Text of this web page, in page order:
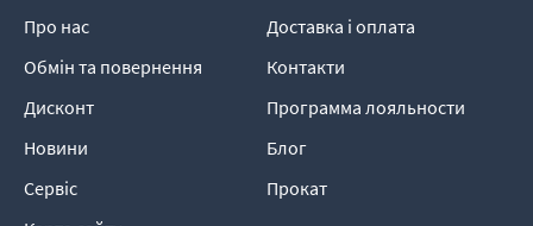
Про нас
Доставка і оплата
Обмін та повернення
Контакти
Дисконт
Программа лояльности
Новини
Блог
Сервіс
Прокат